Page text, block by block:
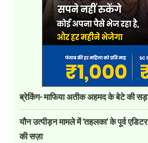
ब्रेकिंग- माफिया अतीक अहमद के बेटे की
यौन उत्पीड़न मामले में 'तहलका' के पूर्व
की सज़ा